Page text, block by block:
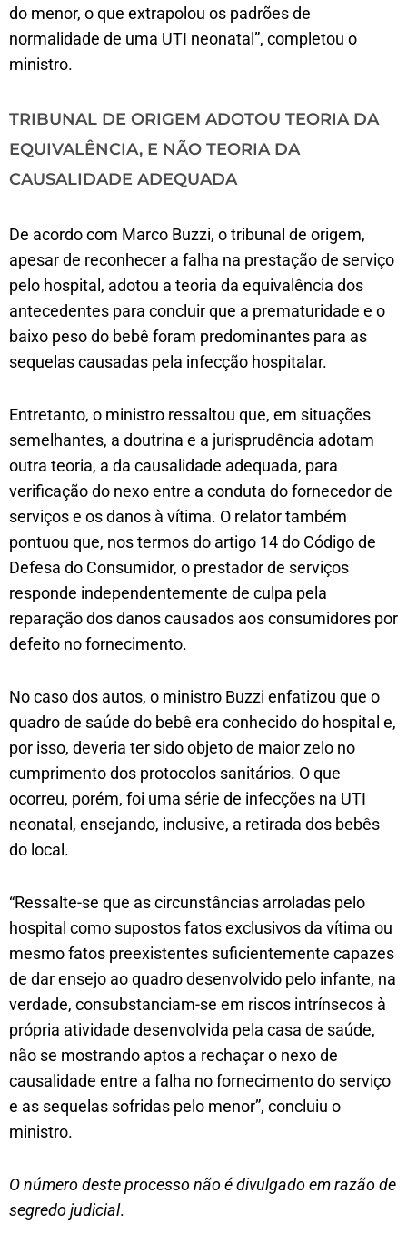
do menor, o que extrapolou os padrões de
normalidade de uma UTI neonatal”, completou o
ministro.
TRIBUNAL DE ORIGEM ADOTOU TEORIA DA
EQUIVALÊNCIA, E NÃO TEORIA DA
CAUSALIDADE ADEQUADA
De acordo com Marco Buzzi, o tribunal de origem,
apesar de reconhecer a falha na prestação de serviço
pelo hospital, adotou a teoria da equivalência dos
antecedentes para concluir que a prematuridade e o
baixo peso do bebê foram predominantes para as
sequelas causadas pela infecção hospitalar.
Entretanto, o ministro ressaltou que, em situações
semelhantes, a doutrina e a jurisprudência adotam
outra teoria, a da causalidade adequada, para
verificação do nexo entre a conduta do fornecedor de
serviços e os danos à vítima. O relator também
pontuou que, nos termos do artigo 14 do Código de
Defesa do Consumidor, o prestador de serviços
responde independentemente de culpa pela
reparação dos danos causados aos consumidores por
defeito no fornecimento.
No caso dos autos, o ministro Buzzi enfatizou que o
quadro de saúde do bebê era conhecido do hospital e,
por isso, deveria ter sido objeto de maior zelo no
cumprimento dos protocolos sanitários. O que
ocorreu, porém, foi uma série de infecções na UTI
neonatal, ensejando, inclusive, a retirada dos bebês
do local.
“Ressalte-se que as circunstâncias arroladas pelo
hospital como supostos fatos exclusivos da vítima ou
mesmo fatos preexistentes suficientemente capazes
de dar ensejo ao quadro desenvolvido pelo infante, na
verdade, consubstanciam-se em riscos intrínsecos à
própria atividade desenvolvida pela casa de saúde,
não se mostrando aptos a rechaçar o nexo de
causalidade entre a falha no fornecimento do serviço
e as sequelas sofridas pelo menor”, concluiu o
ministro.
O número deste processo não é divulgado em razão de
segredo judicial.